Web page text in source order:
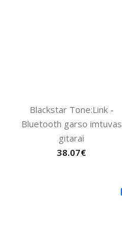
Blackstar Tone:Link -
Bluetooth garso imtuvas
gitarai
38.07€